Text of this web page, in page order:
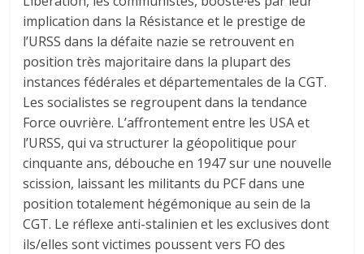
implication dans la Résistance et le prestige de
l’URSS dans la défaite nazie se retrouvent en
position très majoritaire dans la plupart des
instances fédérales et départementales de la CGT.
Les socialistes se regroupent dans la tendance
Force ouvrière. L’affrontement entre les USA et
l’URSS, qui va structurer la géopolitique pour
cinquante ans, débouche en 1947 sur une nouvelle
scission, laissant les militants du PCF dans une
position totalement hégémonique au sein de la
CGT. Le réflexe anti-stalinien et les exclusives dont
ils/elles sont victimes poussent vers FO des